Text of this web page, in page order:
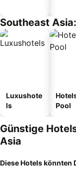
Southeast
Luxushote
ls
Pool
Günstige
Asia
Diese Hotels könnten